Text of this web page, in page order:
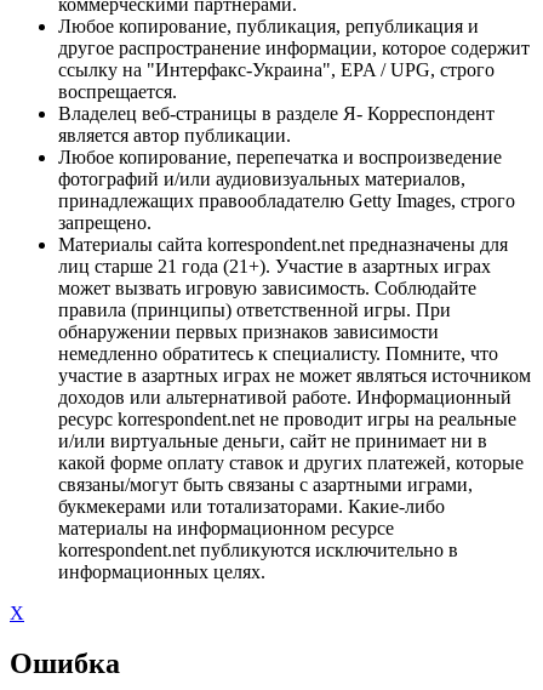
Любое копирование, публикация, републикация и
другое распространение информации, которое содержит
ссылку на "Интерфакс-Украина", EPA / UPG, строго
воспрещается.
Владелец веб-страницы в разделе Я- Корреспондент
является автор публикации.
Любое копирование, перепечатка и воспроизведение
фотографий и/или аудиовизуальных материалов,
принадлежащих правообладателю Getty Images, строго
запрещено.
Материалы сайта korrespondent.net предназначены для
лиц старше 21 года (21+). Участие в азартных играх
может вызвать игровую зависимость. Соблюдайте
правила (принципы) ответственной игры. При
обнаружении первых признаков зависимости
немедленно обратитесь к специалисту. Помните, что
участие в азартных играх не может являться источником
доходов или альтернативой работе. Информационный
ресурс korrespondent.net не проводит игры на реальные
и/или виртуальные деньги, сайт не принимает ни в
какой форме оплату ставок и других платежей, которые
связаны/могут быть связаны с азартными играми,
букмекерами или тотализаторами. Какие-либо
материалы на информационном ресурсе
korrespondent.net публикуются исключительно в
информационных целях.
X
Ошибка